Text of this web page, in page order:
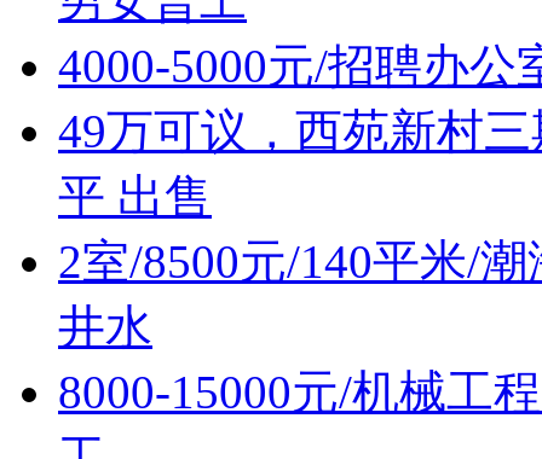
4000-5000元/招聘办公
49万可议，西苑新村
平 出售
2室/8500元/140平米/
井水
8000-15000元/机械工